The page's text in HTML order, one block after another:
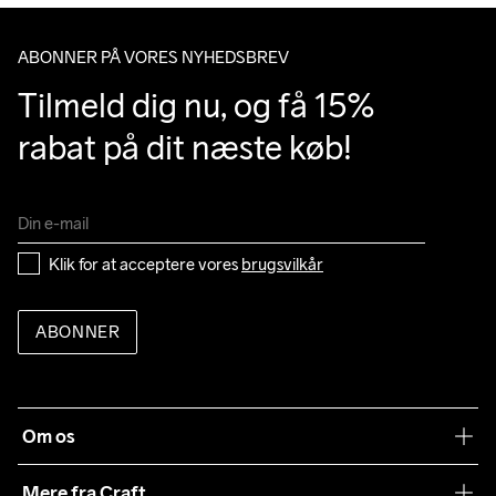
ABONNER PÅ VORES NYHEDSBREV
Tilmeld dig nu, og få 15%
rabat på dit næste køb!
Klik for at acceptere vores brugsvilkår
ABONNER
Om os